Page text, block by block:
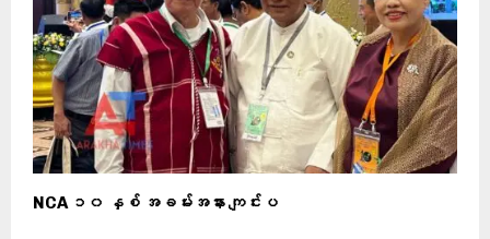
NCA ၁၀ နှစ် အခမ်းအနား ကျင်းပ